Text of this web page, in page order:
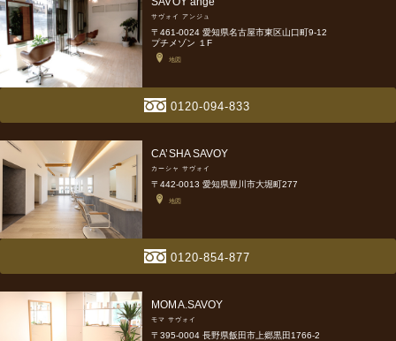
サヴォイ アンジュ
〒461-0024 愛知県名古屋市東区山口町9-12
プチメゾン １F
地図
0120-094-833
CA’SHA SAVOY
カーシャ サヴォイ
〒442-0013 愛知県豊川市大堀町277
地図
0120-854-877
MOMA.SAVOY
モマ サヴォイ
〒395-0004 長野県飯田市上郷黒田1766-2